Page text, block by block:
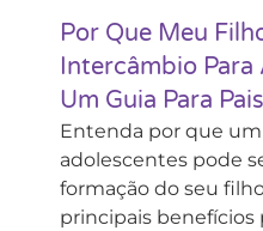
Por Que Meu
Intercâmbio
Um Guia Para Pais
Entenda por que
adolescentes pode
formação do seu
principais benefícios